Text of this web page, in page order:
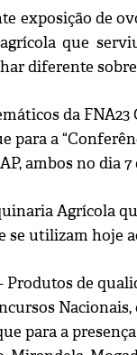
exposição de
que
diferente
da
para a
ambos no dia
Agrícola
se utilizam hoje
Produtos de
para a